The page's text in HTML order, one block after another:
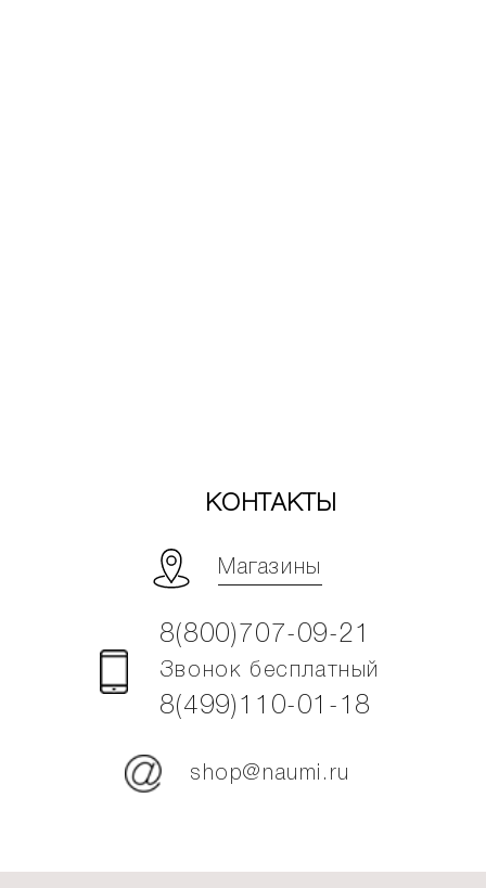
КОНТАКТЫ
Магазины
8(800)707-09-21
Звонок бесплатный
8(499)110-01-18
shop@naumi.ru